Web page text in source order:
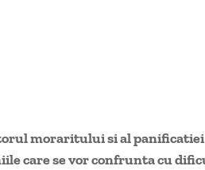
moraritului si al
care se vor confrunta cu